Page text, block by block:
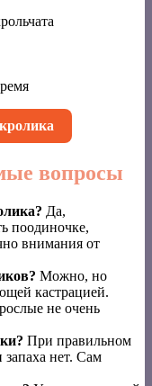
вопросы
Да,
поодиночке,
внимания от
Можно, но
кастрацией.
не очень
При правильном
запаха нет. Сам